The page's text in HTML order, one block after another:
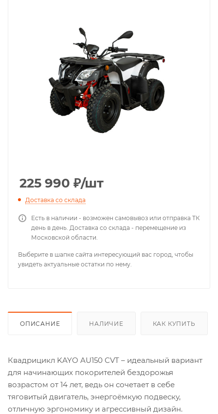
225 990 ₽/шт
Доставка со склада
Есть в наличии - возможен самовывоз или отправка ТК
день в день. Доставка со склада - перемещение из
Московской области.
Выберите в шапке сайта интересующий вас город, чтобы
увидеть актуальные остатки по нему.
ОПИСАНИЕ НАЛИЧИЕ КАК КУПИТЬ
Квадрицикл KAYO AU150 CVT – идеальный вариант
для начинающих покорителей бездорожья
возрастом от 14 лет, ведь он сочетает в себе
тяговитый двигатель, энергоёмкую подвеску,
отличную эргономику и агрессивный дизайн.